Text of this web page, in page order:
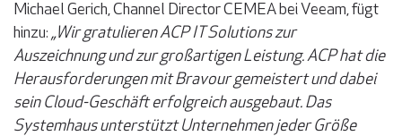
Michael Gerich, Channel Director CEMEA bei Veeam, fügt
hinzu: „Wir gratulieren ACP IT Solutions zur
Auszeichnung und zur großartigen Leistung. ACP hat die
Herausforderungen mit Bravour gemeistert und dabei
sein Cloud-Geschäft erfolgreich ausgebaut. Das
Systemhaus unterstützt Unternehmen jeder Größe